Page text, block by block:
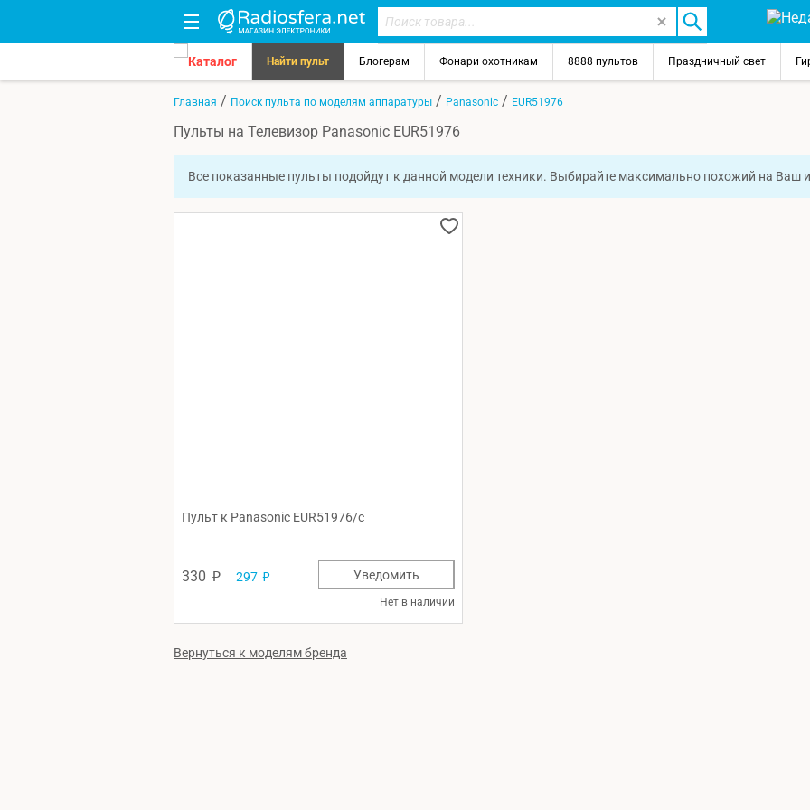
Каталог Найти пульт Блогерам Фонари охотникам 8888 пультов Праздничный свет
Главная / Поиск пульта по моделям аппаратуры / Panasonic / EUR51976
Пульты на Телевизор Panasonic EUR51976
Все показанные пульты подойдут к данной модели техники. Выбирайте максимально похожий на Ваш
Пульт к Panasonic EUR51976/c
330 p 297 p
Нет в наличии
Уведомить
Вернуться к моделям бренда